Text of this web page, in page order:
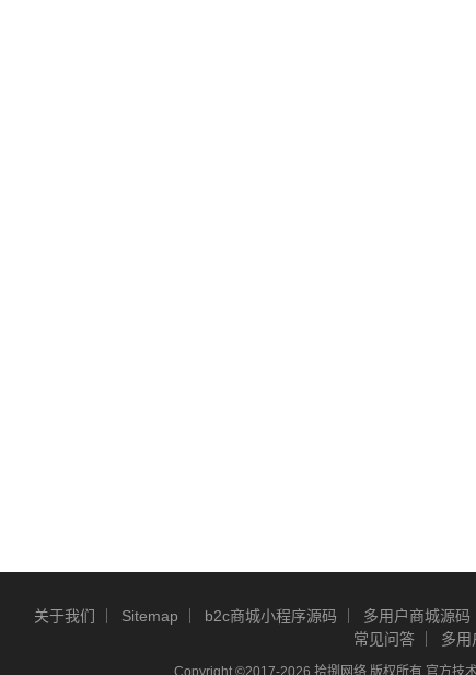
关于我们 Sitemap b2c商城小程序源码 多用户商城源码
常见问答
多用
Copyright ©2017-2026 拾捌网络 版权所有 官方技